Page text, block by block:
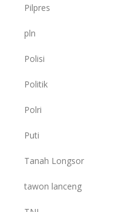
Pilpres
pln
Polisi
Politik
Polri
Puti
Tanah Longsor
tawon lanceng